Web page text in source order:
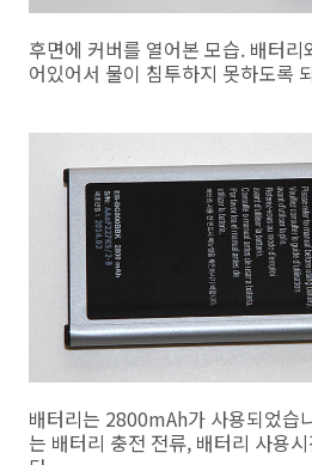
후면에 커버를 열어본 모습. 배터
어있어서 물이 침투하지 못하도록
배터리는 2800mAh가 사용되었습
는 배터리 충전 전류, 배터리 사용